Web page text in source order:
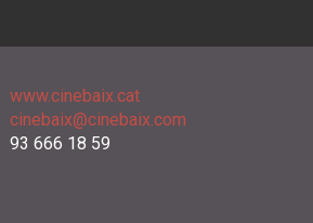
www.cinebaix.cat
cinebaix@cinebaix.com
93 666 18 59